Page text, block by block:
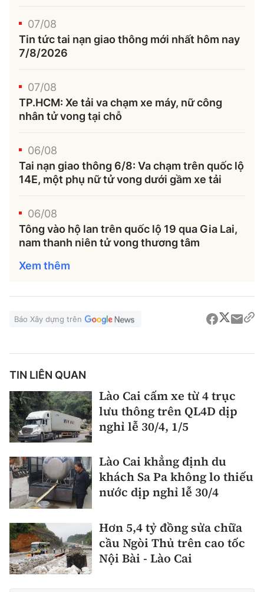
07/08
Tin tức tai nạn giao thông mới nhất hôm nay
7/8/2026
07/08
TP.HCM: Xe tải va chạm xe máy, nữ công
nhân tử vong tại chỗ
06/08
Tai nạn giao thông 6/8: Va chạm trên quốc lộ
14E, một phụ nữ tử vong dưới gầm xe tải
06/08
Tông vào hộ lan trên quốc lộ 19 qua Gia Lai,
nam thanh niên tử vong thương tâm
Xem thêm
Báo Xây dựng trên
TIN LIÊN QUAN
Lào Cai cấm xe từ 4 trục
lưu thông trên QL4D dịp
nghỉ lễ 30/4, 1/5
Lào Cai khẳng định du
khách Sa Pa không lo thiếu
nước dịp nghỉ lễ 30/4
Hơn 5,4 tỷ đồng sửa chữa
cầu Ngòi Thủ trên cao tốc
Nội Bài - Lào Cai